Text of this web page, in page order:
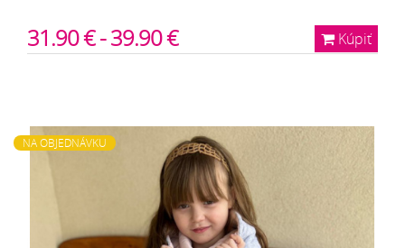
Kúpiť
31.90 € - 39.90 €
NA OBJEDNÁVKU